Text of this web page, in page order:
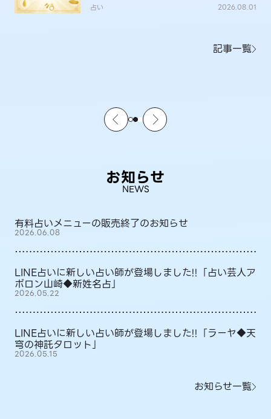
占い 2026.08.01
記事一覧
お知らせ
NEWS
有料占いメニューの販売終了のお知らせ
2026.06.08
LINE占いに新しい占い師が登場しました!!「占い芸人ア
ポロン山崎◆新姓名占」
2026.05.22
LINE占いに新しい占い師が登場しました!!「ラーヤ◆天
穹の神託タロット」
2026.05.15
お知らせ一覧